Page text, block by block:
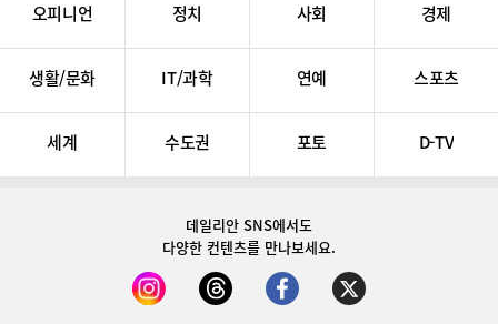
오피니언 정치 사회 경제
생활/문화 IT/과학 연예 스포츠
세계 수도권 포토 D-TV
데일리안 SNS에서도
다양한 컨텐츠를 만나보세요.